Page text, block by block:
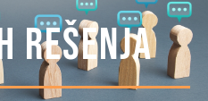
rešenja